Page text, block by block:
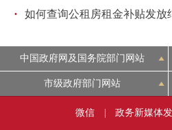
· 如何查询公租房租金补贴发放
中国政府网及国务院部门网站
市级政府部门网站
微信 | 政务新媒体